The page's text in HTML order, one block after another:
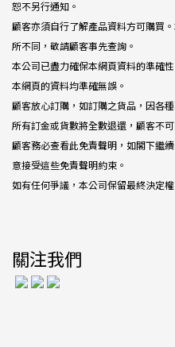
恕不另行通知。
顧客亦須自行了解產品資料方可購買
所不同，敬請顧客事先查詢。
本公司已盡力確保本網頁資料的準確
本網頁的資料均準確無誤。
顧客放心訂購，如訂購之貨品，因各
所有訂金或貨數將全數退還，顧客不
顧客務必查看此免責聲明，如閣下繼
意接受這些免責聲明約束。
如有任何爭議，本公司保留最終決定權
關注我們